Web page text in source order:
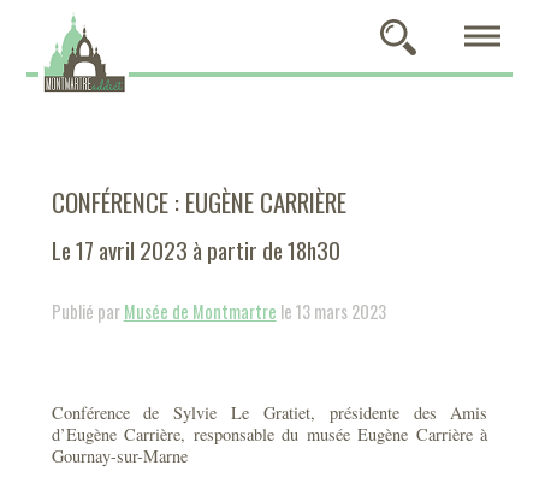
CONFÉRENCE : EUGÈNE CARRIÈRE
Le 17 avril 2023 à partir de 18h30
Publié parMusée de Montmartre le 13 mars 2023
Conférence de Sylvie Le Gratiet, présidente des Amis
d’Eugène Carrière, responsable du musée Eugène Carrière à
Gournay-sur-Marne